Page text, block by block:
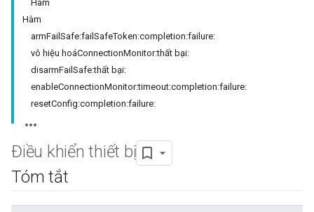
Hàm
Hàm
armFailSafe:failSafeToken:completion:failure:
vô hiệu hoáConnectionMonitor:thất bại:
disarmFailSafe:thất bại:
enableConnectionMonitor:timeout:completion:failure:
resetConfig:completion:failure:
Điều khiển thiết bị
Tóm tắt